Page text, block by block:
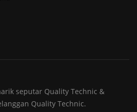
seputar Quality Technic &
Quality Technic.